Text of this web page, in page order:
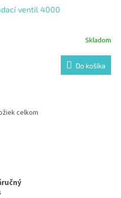
ventil 4000
Skladom
Do košíka
O
i
celkom